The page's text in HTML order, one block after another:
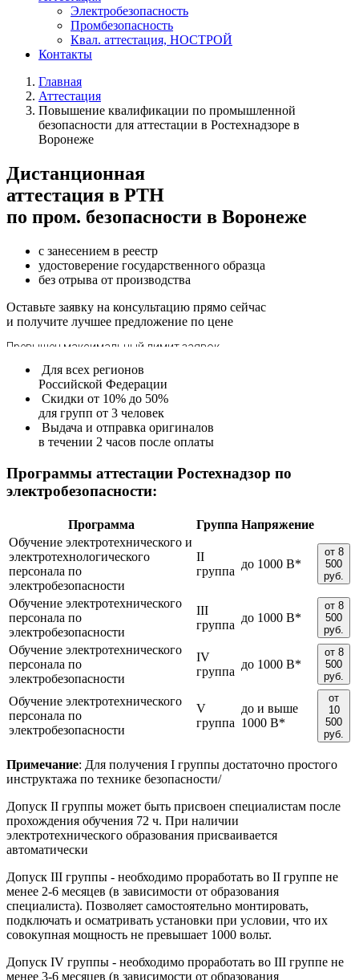
Электробезопасность
Промбезопасность
Квал. аттестация, НОСТРОЙ
Контакты
Главная
Аттестация
Повышение квалификации по промышленной
безопасности для аттестации в Ростехнадзоре в
Воронеже
Дистанционная
аттестация в РТН
по пром. безопасности в Воронеже
с занесением в реестр
удостоверение государственного образца
без отрыва от производства
Оставьте заявку на консультацию прямо сейчас
и получите лучшее предложение по цене
Для всех регионов
Российской Федерации
Скидки от 10% до 50%
для групп от 3 человек
Выдача и отправка оригиналов
в течении 2 часов после оплаты
Программы аттестации Ростехнадзор по
электробезопасности:
Программа Группа Напряжение
Обучение электротехнического и
электротехнологического
персонала по
электробезопасности
II
группа
до 1000 В*
от 8
500
руб.
Обучение электротехнического
персонала по
электробезопасности
III
группа
до 1000 В*
от 8
500
руб.
Обучение электротехнического
персонала по
электробезопасности
IV
группа
до 1000 В*
от 8
500
руб.
Обучение электротехнического
персонала по
электробезопасности
V
группа
до и выше
1000 В*
от
10
500
руб.
Примечание: Для получения I группы достаточно простого
инструктажа по технике безопасности/
Допуск II группы может быть присвоен специалистам после
прохождения обучения 72 ч. При наличии
электротехнического образования присваивается
автоматически
Допуск III группы - необходимо проработать во II группе не
менее 2-6 месяцев (в зависимости от образования
специалиста). Позволяет самостоятельно монтировать,
подключать и осматривать установки при условии, что их
совокупная мощность не превышает 1000 вольт.
Допуск IV группы - необходимо проработать во III группе не
менее 3-6 месяцев (в зависимости от образования